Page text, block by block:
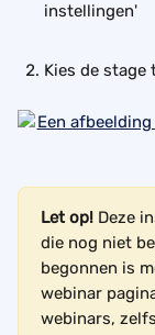
instellingen'
Kies de
Let op! Deze
die nog niet
begonnen is
webinar
webinars,